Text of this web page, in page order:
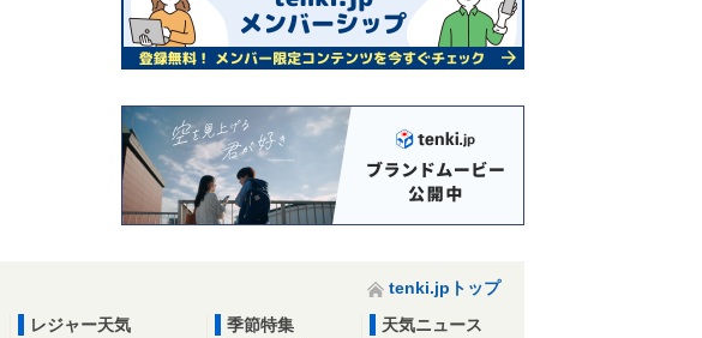
tenki.jpトップ
レジャー天気
季節特集
天気ニュース